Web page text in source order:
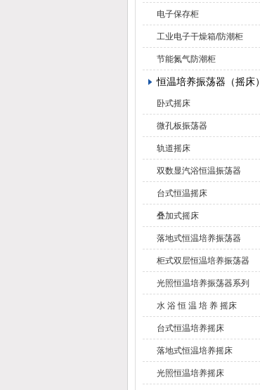
电子保存柜
工业电子干燥箱/防潮柜
节能氮气防潮柜
恒温培养振荡器（摇床）
卧式摇床
微孔板振荡器
轨道摇床
双数显汽浴恒温振荡器
台式恒温摇床
叠加式摇床
落地式恒温培养振荡器
柜式双层恒温培养振荡器
光照恒温培养振荡器系列
水 浴 恒 温 培 养 摇床
台式恒温培养摇床
落地式恒温培养摇床
光照恒温培养摇床